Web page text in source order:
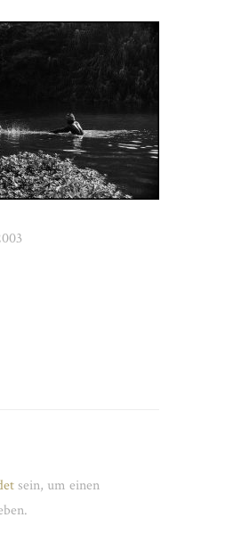
sein, um einen